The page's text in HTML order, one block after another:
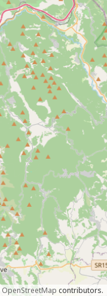
OpenStreetMap contributors.